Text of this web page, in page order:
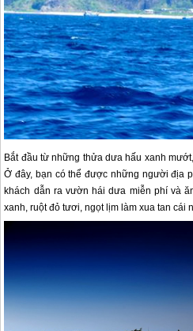
Bắt đầu từ những thửa dưa hấu xanh
Ở đây, bạn có thể được những người địa
khách dẫn ra vườn hái dưa miễn phí và
xanh, ruột đỏ tươi, ngọt lịm làm xua tan cái